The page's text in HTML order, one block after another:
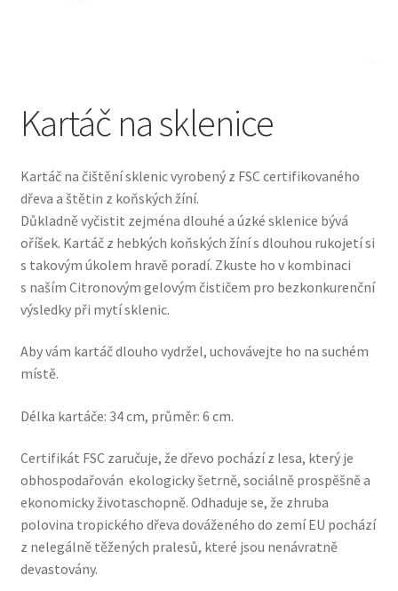
Kartáč na sklenice
Kartáč na čištění sklenic vyrobený z FSC certifikovaného
dřeva a štětin z koňských žíní.
Důkladně vyčistit zejména dlouhé a úzké sklenice bývá
oříšek. Kartáč z hebkých koňských žíní s dlouhou rukojetí si
s takovým úkolem hravě poradí. Zkuste ho v kombinaci
s naším Citronovým gelovým čističem pro bezkonkurenční
výsledky při mytí sklenic.
Aby vám kartáč dlouho vydržel, uchovávejte ho na suchém
místě.
Délka kartáče: 34 cm, průměr: 6 cm.
Certifikát FSC zaručuje, že dřevo pochází z lesa, který je
obhospodařován ekologicky šetrně, sociálně prospěšně a
ekonomicky životaschopně. Odhaduje se, že zhruba
polovina tropického dřeva dováženého do zemí EU pochází
z nelegálně těžených pralesů, které jsou nenávratně
devastovány.